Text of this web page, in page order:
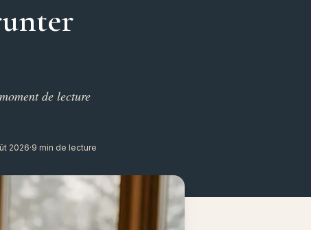
de lecture
2026·9 min de lecture